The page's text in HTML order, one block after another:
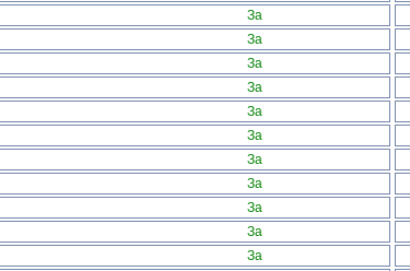
За
За
За
За
За
За
За
За
За
За
За